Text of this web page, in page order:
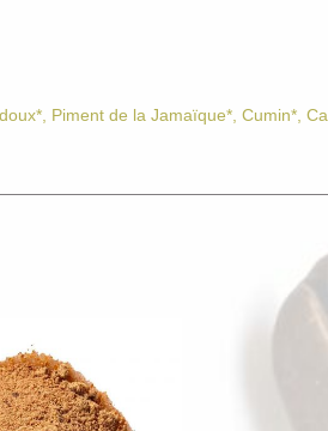
Piment de la Jamaïque*, Cumin*,